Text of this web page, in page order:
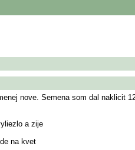
nove. Semena som dal naklicit
a zije
na kvet